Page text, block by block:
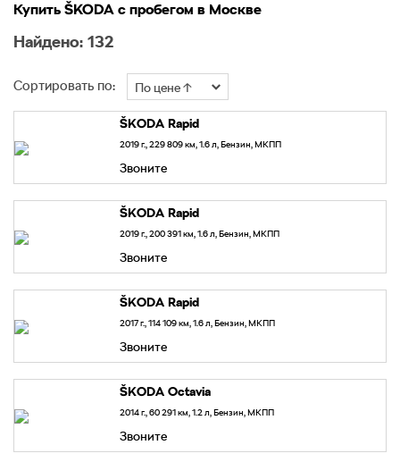
Купить Skoda с пробегом в Москве
Найдено: 132
Сортировать по: По цене ↑
Skoda Rapid
2019 г., 229 809 км, 1.6 л, Бензин, МКПП
Звоните
Skoda Rapid
2019 г., 200 391 км, 1.6 л, Бензин, МКПП
Звоните
Skoda Rapid
2017 г., 114 109 км, 1.6 л, Бензин, МКПП
Звоните
Skoda Octavia
2014 г., 60 291 км, 1.2 л, Бензин, МКПП
Звоните